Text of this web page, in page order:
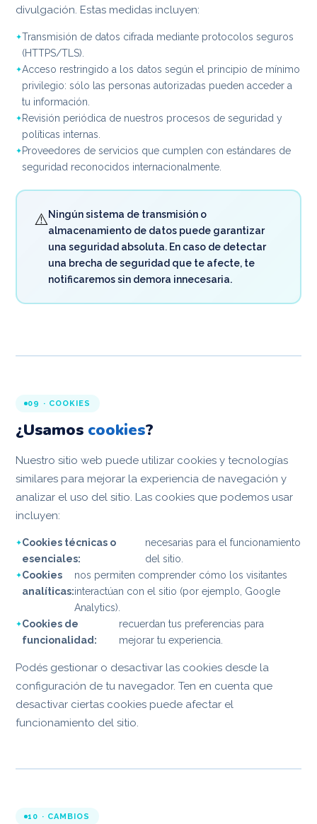
divulgación. Estas medidas incluyen:
Transmisión de datos cifrada mediante protocolos seguros
(HTTPS/TLS).
Acceso restringido a los datos según el principio de mínimo
privilegio: sólo las personas autorizadas pueden acceder a
tu información.
Revisión periódica de nuestros procesos de seguridad y
políticas internas.
Proveedores de servicios que cumplen con estándares de
seguridad reconocidos internacionalmente.
⚠️Ningún sistema de transmisión o
almacenamiento de datos puede garantizar
una seguridad absoluta. En caso de detectar
una brecha de seguridad que te afecte, te
notificaremos sin demora innecesaria.
09 · COOKIES
¿Usamos cookies?
Nuestro sitio web puede utilizar cookies y tecnologías
similares para mejorar la experiencia de navegación y
analizar el uso del sitio. Las cookies que podemos usar
incluyen:
Cookies técnicas o
esenciales:
necesarias para el funcionamiento
del sitio.
Cookies
analíticas:
nos permiten comprender cómo los visitantes
interactúan con el sitio (por ejemplo, Google
Analytics).
Cookies de
funcionalidad:
recuerdan tus preferencias para
mejorar tu experiencia.
Podés gestionar o desactivar las cookies desde la
configuración de tu navegador. Ten en cuenta que
desactivar ciertas cookies puede afectar el
funcionamiento del sitio.
10 · CAMBIOS